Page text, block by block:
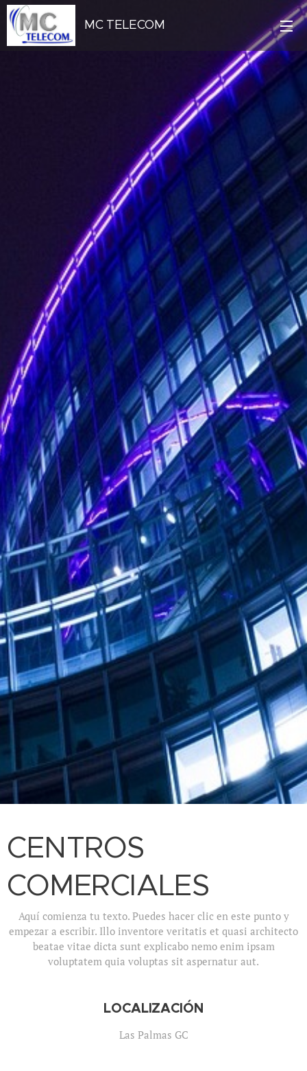
MC TELECOM
CENTROS
COMERCIALES
Aquí comienza tu texto. Puedes hacer clic en este punto y
empezar a escribir. Illo inventore veritatis et quasi architecto
beatae vitae dicta sunt explicabo nemo enim ipsam
voluptatem quia voluptas sit aspernatur aut.
LOCALIZACIÓN
Las Palmas GC